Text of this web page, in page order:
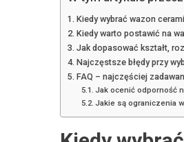
Kiedy wybrać wazon
Kiedy warto postawić na
Jak dopasować kształt,
Najczęstsze błędy przy
FAQ – najczęściej
Jak ocenić odporność
Jakie są ograniczenia